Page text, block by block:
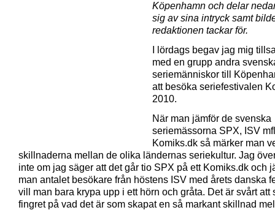
Köpenhamn och delar
sig av sina intryck samt
redaktionen tackar för.
I lördags begav jag mig
med en grupp andra
seriemänniskor till
att besöka seriefestivalen
2010.
När man jämför de svenska
seriemässorna SPX, ISV
Komiks.dk så märker man
skillnaderna mellan de olika ländernas seriekultur. Jag
inte om jag säger att det går tio SPX på ett Komiks.dk och
man antalet besökare från höstens ISV med årets danska
vill man bara krypa upp i ett hörn och gråta. Det är svårt att
fingret på vad det är som skapat en så markant skillnad